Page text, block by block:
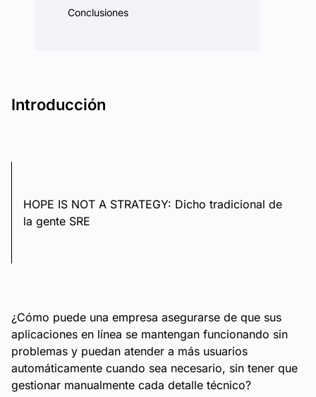
Conclusiones
Introducción
HOPE IS NOT A STRATEGY: Dicho tradicional de
la gente SRE
¿Cómo puede una empresa asegurarse de que sus
aplicaciones en línea se mantengan funcionando sin
problemas y puedan atender a más usuarios
automáticamente cuando sea necesario, sin tener que
gestionar manualmente cada detalle técnico?